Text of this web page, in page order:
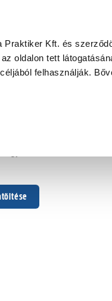
Praktiker Kft. és
oldalon tett
felhasználják.